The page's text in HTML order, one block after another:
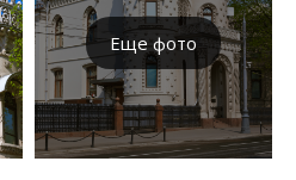
Еще фото